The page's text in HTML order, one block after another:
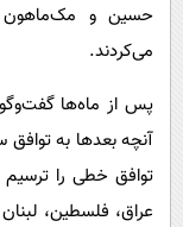
حسین و مک‌ماهون
می‌کردند.
آنچه بعدها به
توافق خطی را
عراق، فلسطین،